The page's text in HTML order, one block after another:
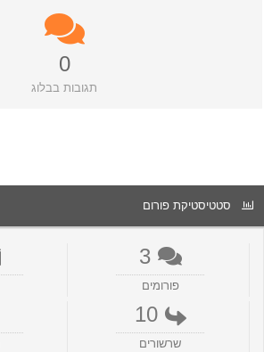
0
תגובות בבלוג
סטטיסטיקת פורום
3
פורומים
10
שרשורים